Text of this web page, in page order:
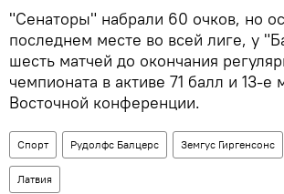
"Сенаторы" набрали 60 очков, но
последнем месте во всей лиге, у
шесть матчей до окончания
чемпионата в активе 71 балл и 13-е
Восточной конференции.
Спорт Рудолфс Балцерс Земгус Гиргенсонс
Латвия